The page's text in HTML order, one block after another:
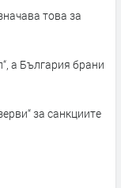
това за
а България брани
за санкциите